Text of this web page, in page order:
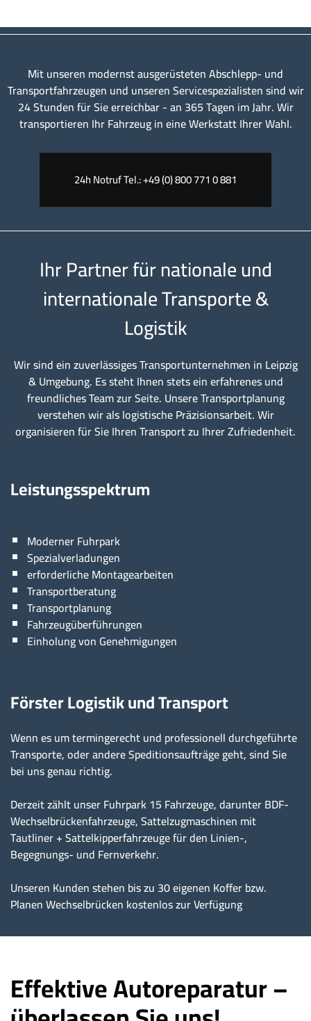
Mit unseren modernst ausgerüsteten Abschlepp- und
Transportfahrzeugen und unseren Servicespezialisten sind wir
24 Stunden für Sie erreichbar - an 365 Tagen im Jahr. Wir
transportieren Ihr Fahrzeug in eine Werkstatt Ihrer Wahl.
24h Notruf Tel.: +49 (0) 800 771 0 881
Ihr Partner für nationale und
internationale Transporte &
Logistik
Wir sind ein zuverlässiges Transportunternehmen in Leipzig
& Umgebung. Es steht Ihnen stets ein erfahrenes und
freundliches Team zur Seite. Unsere Transportplanung
verstehen wir als logistische Präzisionsarbeit. Wir
organisieren für Sie Ihren Transport zu Ihrer Zufriedenheit.
Leistungsspektrum
Moderner Fuhrpark
Spezialverladungen
erforderliche Montagearbeiten
Transportberatung
Transportplanung
Fahrzeugüberführungen
Einholung von Genehmigungen
Förster Logistik und Transport
Wenn es um termingerecht und professionell durchgeführte
Transporte, oder andere Speditionsaufträge geht, sind Sie
bei uns genau richtig.
Derzeit zählt unser Fuhrpark 15 Fahrzeuge, darunter BDF-
Wechselbrückenfahrzeuge, Sattelzugmaschinen mit
Tautliner + Sattelkipperfahrzeuge für den Linien-,
Begegnungs- und Fernverkehr.
Unseren Kunden stehen bis zu 30 eigenen Koffer bzw.
Planen Wechselbrücken kostenlos zur Verfügung
Effektive Autoreparatur –